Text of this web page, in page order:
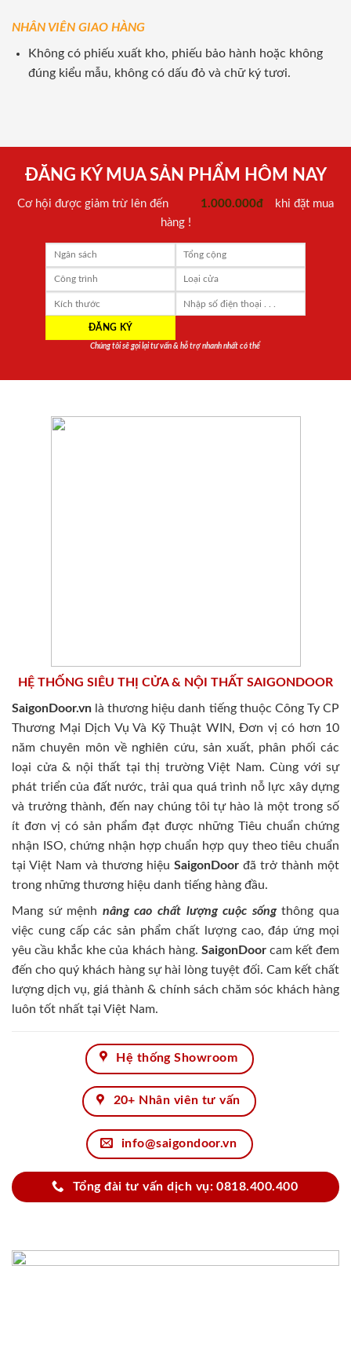
NHÂN VIÊN GIAO HÀNG
Không có phiếu xuất kho, phiếu bảo hành hoặc không
đúng kiểu mẫu, không có dấu đỏ và chữ ký tươi.
ĐĂNG KÝ MUA SẢN PHẨM HÔM NAY
Cơ hội được giảm trừ lên đến 1.000.000đ
khi đặt mua
hàng !
Chúng tôi sẽ gọi lại tư vấn & hỗ trợ nhanh nhất có thể
HỆ THỐNG SIÊU THỊ CỬA & NỘI THẤT SAIGONDOOR
SaigonDoor.vn là thương hiệu danh tiếng thuộc Công Ty CP
Thương Mại Dịch Vụ Và Kỹ Thuật WIN, Đơn vị có hơn 10
năm chuyên môn về nghiên cứu, sản xuất, phân phối các
loại cửa & nội thất tại thị trường Việt Nam. Cùng với sự
phát triển của đất nước, trải qua quá trình nỗ lực xây dựng
và trưởng thành, đến nay chúng tôi tự hào là một trong số
ít đơn vị có sản phẩm đạt được những Tiêu chuẩn chứng
nhận ISO, chứng nhận hợp chuẩn hợp quy theo tiêu chuẩn
tại Việt Nam và thương hiệu SaigonDoor đã trở thành một
trong những thương hiệu danh tiếng hàng đầu.
Mang sứ mệnh nâng cao chất lượng cuộc sốngthông qua
việc cung cấp các sản phẩm chất lượng cao, đáp ứng mọi
yêu cầu khắc khe của khách hàng. SaigonDoorcam kết đem
đến cho quý khách hàng sự hài lòng tuyệt đối. Cam kết chất
lượng dịch vụ, giá thành & chính sách chăm sóc khách hàng
luôn tốt nhất tại Việt Nam.
Hệ thống Showroom
20+ Nhân viên tư vấn
info@saigondoor.vn
Tổng đài tư vấn dịch vụ: 0818.400.400